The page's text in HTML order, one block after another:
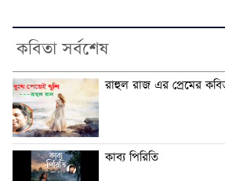
কবিতা সর্বশেষ
রাহুল রাজ এর প্রেমের
কাব্য পিরিতি